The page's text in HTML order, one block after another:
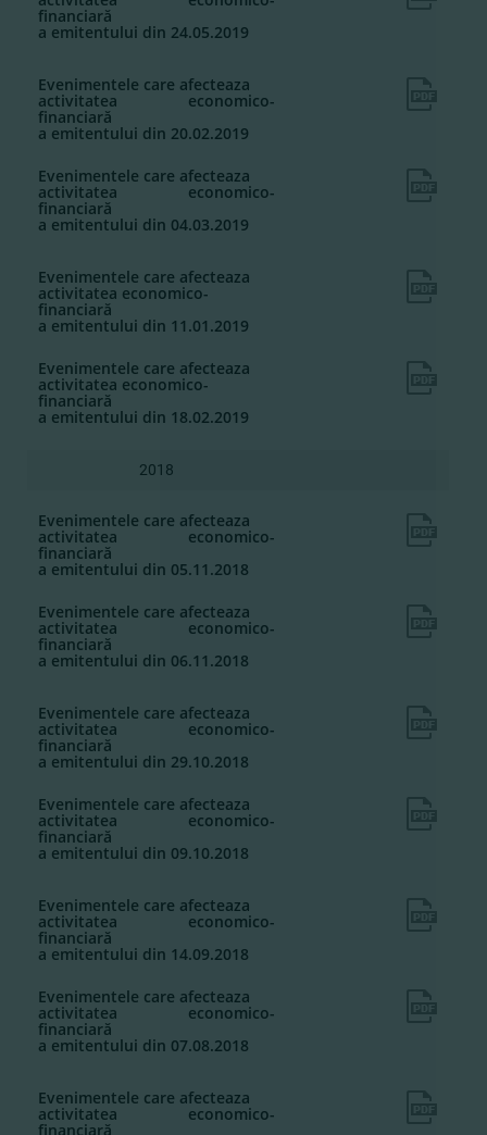
financiară
a emitentului din 24.05.2019
Evenimentele care afecteaza
activitatea economico-
financiară
a emitentului din 20.02.2019
Evenimentele care afecteaza
activitatea economico-
financiară
a emitentului din 04.03.2019
Evenimentele care afecteaza
activitatea economico-
financiară
a emitentului din 11.01.2019
Evenimentele care afecteaza
activitatea economico-
financiară
a emitentului din 18.02.2019
2018
Evenimentele care afecteaza
activitatea economico-
financiară
a emitentului din 05.11.2018
Evenimentele care afecteaza
activitatea economico-
financiară
a emitentului din 06.11.2018
Evenimentele care afecteaza
activitatea economico-
financiară
a emitentului din 29.10.2018
Evenimentele care afecteaza
activitatea economico-
financiară
a emitentului din 09.10.2018
Evenimentele care afecteaza
activitatea economico-
financiară
a emitentului din 14.09.2018
Evenimentele care afecteaza
activitatea economico-
financiară
a emitentului din 07.08.2018
Evenimentele care afecteaza
activitatea economico-
financiară